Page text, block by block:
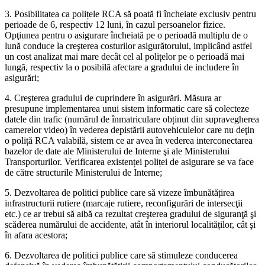
3. Posibilitatea ca polițele RCA să poată fi încheiate exclusiv pentru
perioade de 6, respectiv 12 luni, în cazul persoanelor fizice.
Opţiunea pentru o asigurare încheiată pe o perioadă multiplu de o
lună conduce la creşterea costurilor asigurătorului, implicând astfel
un cost analizat mai mare decât cel al polițelor pe o perioadă mai
lungă, respectiv la o posibilă afectare a gradului de includere în
asigurări;
4. Creşterea gradului de cuprindere în asigurări. Măsura ar
presupune implementarea unui sistem informatic care să colecteze
datele din trafic (numărul de înmatriculare obținut din supravegherea
camerelor video) în vederea depistării autovehiculelor care nu deţin
o poliță RCA valabilă, sistem ce ar avea în vederea interconectarea
bazelor de date ale Ministerului de Interne şi ale Ministerului
Transporturilor. Verificarea existenței poliței de asigurare se va face
de către structurile Ministerului de Interne;
5. Dezvoltarea de politici publice care să vizeze îmbunătățirea
infrastructurii rutiere (marcaje rutiere, reconfigurări de intersecţii
etc.) ce ar trebui să aibă ca rezultat creşterea gradului de siguranţă şi
scăderea numărului de accidente, atât în interiorul localităților, cât şi
în afara acestora;
6. Dezvoltarea de politici publice care să stimuleze conducerea